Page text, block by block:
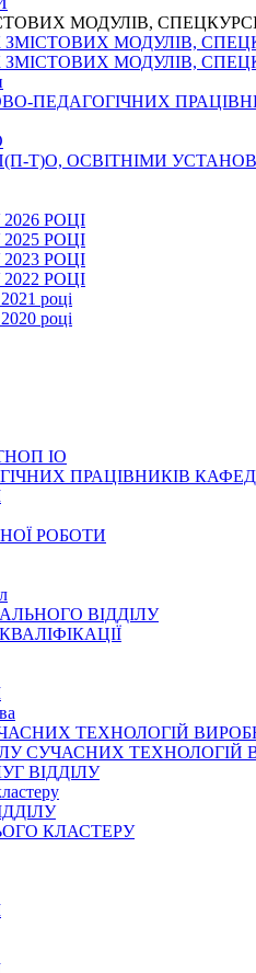
МОДУЛІВ,
МОДУЛІВ,
МОДУЛІВ,
ПЕДАГОГІЧНИХ
Т)О, ОСВІТНІМИ
РОЦІ
РОЦІ
РОЦІ
РОЦІ
році
році
ІО
ПРАЦІВНИКІВ
РОБОТИ
ВІДДІЛУ
ТЕХНОЛОГІЙ
СУЧАСНИХ ТЕХНОЛОГІЙ
ВІДДІЛУ
КЛАСТЕРУ